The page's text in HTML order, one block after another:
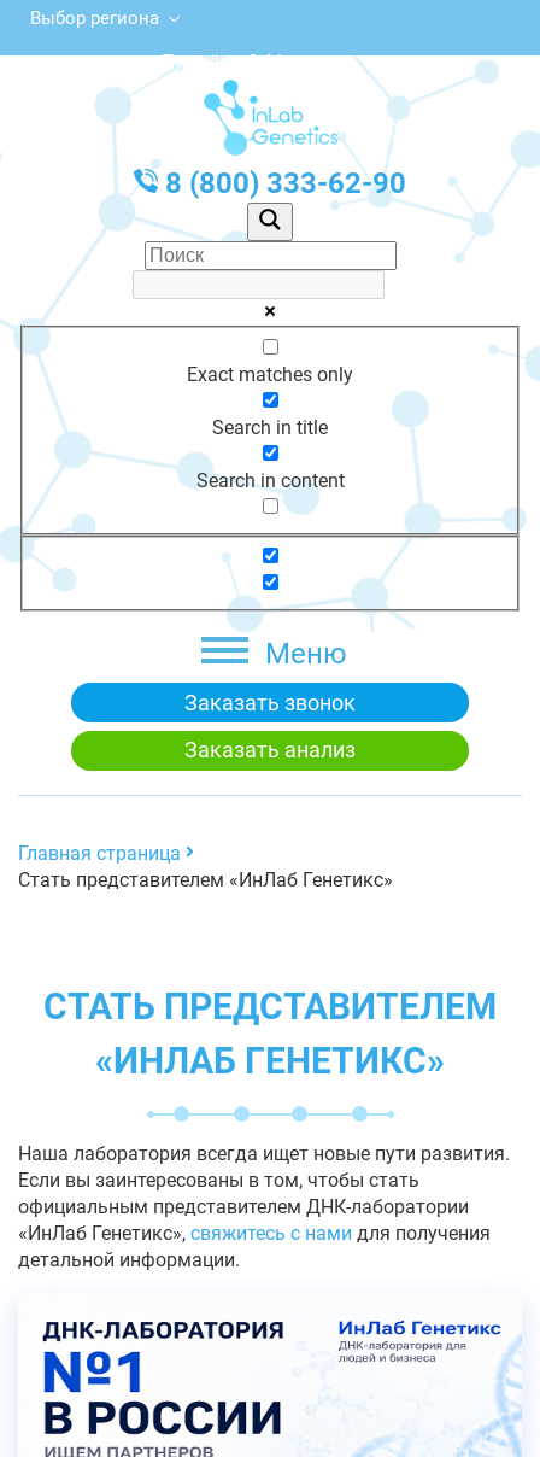
Выбор региона
ул. Пугачёва, 2, Мураши
с 10:00 до 20:00
График работы: Пн-Пт с 10:00 до 20:00
8 (800) 333-62-90
Exact matches only
Search in title
Search in content
Меню
Заказать звонок
Заказать анализ
Главная страница
Стать представителем «ИнЛаб Генетикс»
СТАТЬ ПРЕДСТАВИТЕЛЕМ
«ИНЛАБ ГЕНЕТИКС»
Наша лаборатория всегда ищет новые пути развития.
Если вы заинтересованы в том, чтобы стать
официальным представителем ДНК-лаборатории
«ИнЛаб Генетикс», свяжитесь с нами для получения
детальной информации.